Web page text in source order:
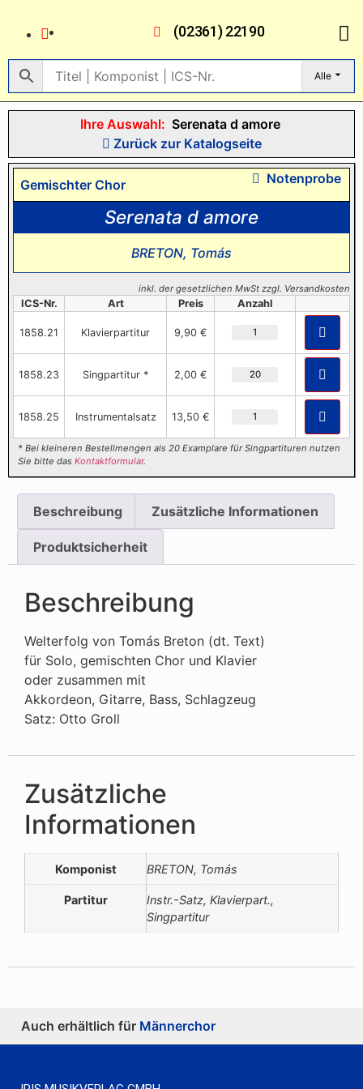
(02361) 22190
Alle
Ihre Auswahl: Serenata d amore
Zurück zur Katalogseite
Gemischter Chor Notenprobe
Serenata d amore
BRETON, Tomás
inkl. der gesetzlichen MwSt zzgl. Versandkosten
ICS-Nr. Art Preis Anzahl
1858.21 Klavierpartitur 9,90 €
1858.23 Singpartitur * 2,00 €
1858.25 Instrumentalsatz 13,50 €
* Bei kleineren Bestellmengen als 20 Examplare für Singpartituren nutzen
Sie bitte dasKontaktformular.
Beschreibung Zusätzliche Informationen
Produktsicherheit
Beschreibung
Welterfolg von Tomás Breton (dt. Text)
für Solo, gemischten Chor und Klavier
oder zusammen mit
Akkordeon, Gitarre, Bass, Schlagzeug
Satz: Otto Groll
Zusätzliche
Informationen
Komponist BRETON, Tomás
Partitur
Instr.-Satz, Klavierpart.,
Singpartitur
Auch erhältlich für Männerchor